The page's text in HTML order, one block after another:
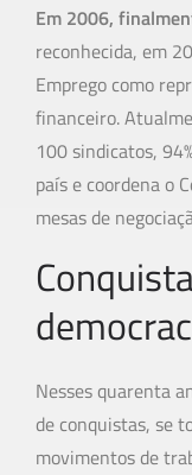
Em 2006,
reconhecida, em
Emprego como
financeiro.
100 sindicatos,
país e coordena o
mesas de
Nesses quarenta
de conquistas, se
movimentos de